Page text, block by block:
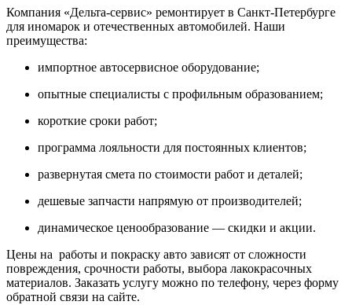
Компания «Дельта-сервис» ремонтирует в Санкт-Петербурге
для иномарок и отечественных автомобилей. Наши
преимущества:
импортное автосервисное оборудование;
опытные специалисты с профильным образованием;
короткие сроки работ;
программа лояльности для постоянных клиентов;
развернутая смета по стоимости работ и деталей;
дешевые запчасти напрямую от производителей;
динамическое ценообразование — скидки и акции.
Цены на работы и покраску авто зависят от сложности
повреждения, срочности работы, выбора лакокрасочных
материалов. Заказать услугу можно по телефону, через форму
обратной связи на сайте.